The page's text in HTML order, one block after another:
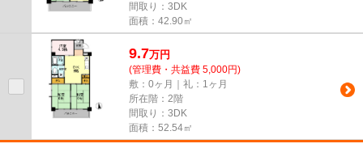
間取り：3DK
面積：42.90㎡
9.7万円
(管理費・共益費 5,000円)
敷：0ヶ月｜礼：1ヶ月
所在階：2階
間取り：3DK
面積：52.54㎡